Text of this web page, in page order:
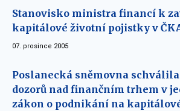
Stanovisko ministra financí k
kapitálové životní pojistky v
07. prosince 2005
Poslanecká sněmovna
dozorů nad finančním trhem v
zákon o podnikání na